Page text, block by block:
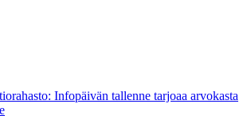
Infopäivän tallenne tarjoaa arvokasta